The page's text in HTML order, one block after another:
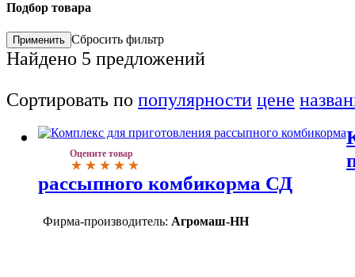
Подбор товара
Сбросить фильтр
Найдено 5 предложений
Сортировать по популярности цене
Оцените товар
рассыпного комбикорма СД
Фирма-производитель: Агромаш-НН